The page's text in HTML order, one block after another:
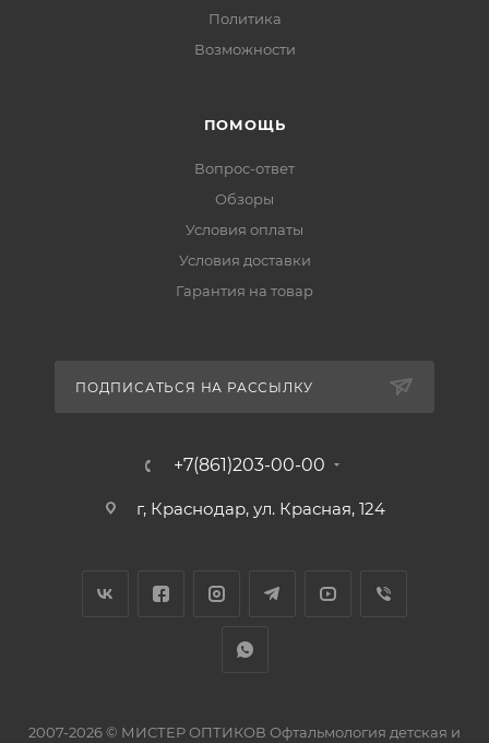
Политика
Возможности
ПОМОЩЬ
Вопрос-ответ
Обзоры
Условия оплаты
Условия доставки
Гарантия на товар
ПОДПИСАТЬСЯ НА РАССЫЛКУ
+7(861)203-00-00
г, Краснодар, ул. Красная, 124
2007-2026 © МИСТЕР ОПТИКОВ Офтальмология детская и